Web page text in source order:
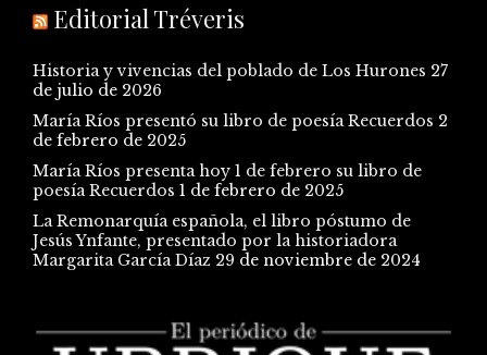
Editorial Tréveris
Historia y vivencias del poblado de Los Hurones 27
de julio de 2026
María Ríos presentó su libro de poesía Recuerdos 2
de febrero de 2025
María Ríos presenta hoy 1 de febrero su libro de
poesía Recuerdos 1 de febrero de 2025
La Remonarquía española, el libro póstumo de
Jesús Ynfante, presentado por la historiadora
Margarita García Díaz 29 de noviembre de 2024